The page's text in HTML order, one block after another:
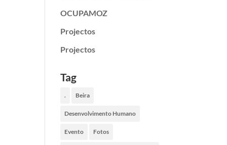
OCUPAMOZ
Projectos
Projectos
Tag
. Beira
Desenvolvimento Humano
Evento Fotos